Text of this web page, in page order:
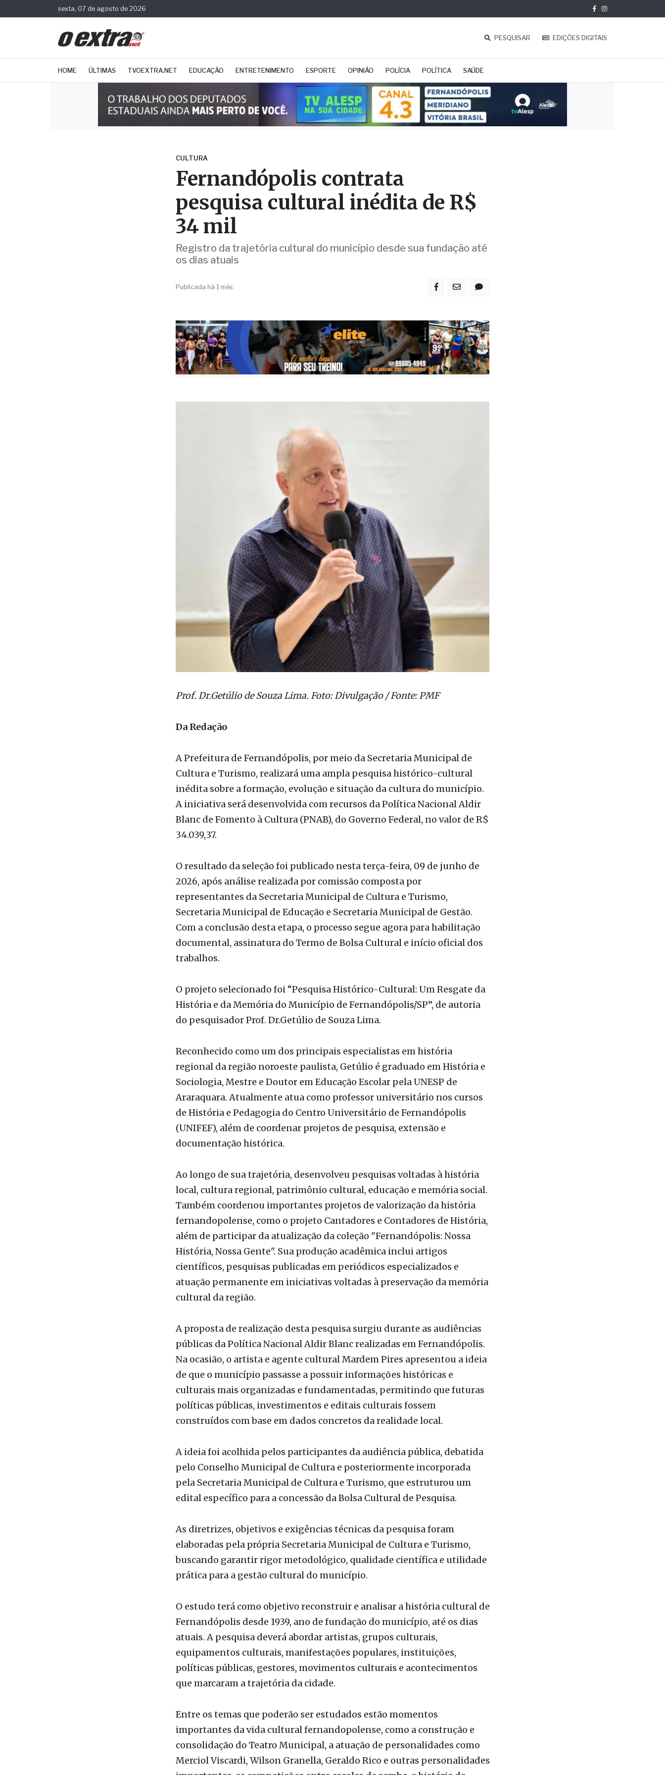
sexta, 07 de agosto de 2026
PESQUISAR EDIÇÕES DIGITAIS
HOME ÚLTIMAS TVOEXTRA.NET EDUCAÇÃO ENTRETENIMENTO ESPORTE OPINIÃO POLÍCIA POLÍTICA SAÚDE
Fernandópolis contrata
pesquisa cultural inédita de R$
34 mil
os dias atuais
Prof. Dr.Getúlio de Souza Lima. Foto: Divulgação / Fonte: PMF
Da Redação
A Prefeitura de Fernandópolis, por meio da Secretaria Municipal de
Cultura e Turismo, realizará uma ampla pesquisa histórico-cultural
inédita sobre a formação, evolução e situação da cultura do município.
A iniciativa será desenvolvida com recursos da Política Nacional Aldir
34.039,37.
O resultado da seleção foi publicado nesta terça-feira, 09 de junho de
2026, após análise realizada por comissão composta por
representantes da Secretaria Municipal de Cultura e Turismo,
Secretaria Municipal de Educação e Secretaria Municipal de Gestão.
Com a conclusão desta etapa, o processo segue agora para habilitação
trabalhos.
O projeto selecionado foi “Pesquisa Histórico-Cultural: Um Resgate da
do pesquisador Prof. Dr.Getúlio de Souza Lima.
Reconhecido como um dos principais especialistas em história
regional da região noroeste paulista, Getúlio é graduado em História e
Sociologia, Mestre e Doutor em Educação Escolar pela UNESP de
Araraquara. Atualmente atua como professor universitário nos cursos
de História e Pedagogia do Centro Universitário de Fernandópolis
documentação histórica.
Ao longo de sua trajetória, desenvolveu pesquisas voltadas à história
local, cultura regional, patrimônio cultural, educação e memória social.
Também coordenou importantes projetos de valorização da história
fernandopolense, como o projeto Cantadores e Contadores de História,
além de participar da atualização da coleção "Fernandópolis: Nossa
História, Nossa Gente". Sua produção acadêmica inclui artigos
científicos, pesquisas publicadas em periódicos especializados e
cultural da região.
A proposta de realização desta pesquisa surgiu durante as audiências
públicas da Política Nacional Aldir Blanc realizadas em Fernandópolis.
Na ocasião, o artista e agente cultural Mardem Pires apresentou a ideia
de que o município passasse a possuir informações históricas e
culturais mais organizadas e fundamentadas, permitindo que futuras
construídos com base em dados concretos da realidade local.
A ideia foi acolhida pelos participantes da audiência pública, debatida
pelo Conselho Municipal de Cultura e posteriormente incorporada
edital específico para a concessão da Bolsa Cultural de Pesquisa.
As diretrizes, objetivos e exigências técnicas da pesquisa foram
elaboradas pela própria Secretaria Municipal de Cultura e Turismo,
prática para a gestão cultural do município.
O estudo terá como objetivo reconstruir e analisar a história cultural de
Fernandópolis desde 1939, ano de fundação do município, até os dias
atuais. A pesquisa deverá abordar artistas, grupos culturais,
equipamentos culturais, manifestações populares, instituições,
que marcaram a trajetória da cidade.
Entre os temas que poderão ser estudados estão momentos
importantes da vida cultural fernandopolense, como a construção e